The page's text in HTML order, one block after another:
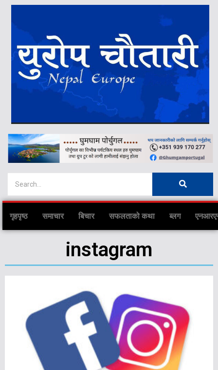
गृहपृष्ठ समाचार बिचार सफलताको कथा ब्लग
instagram